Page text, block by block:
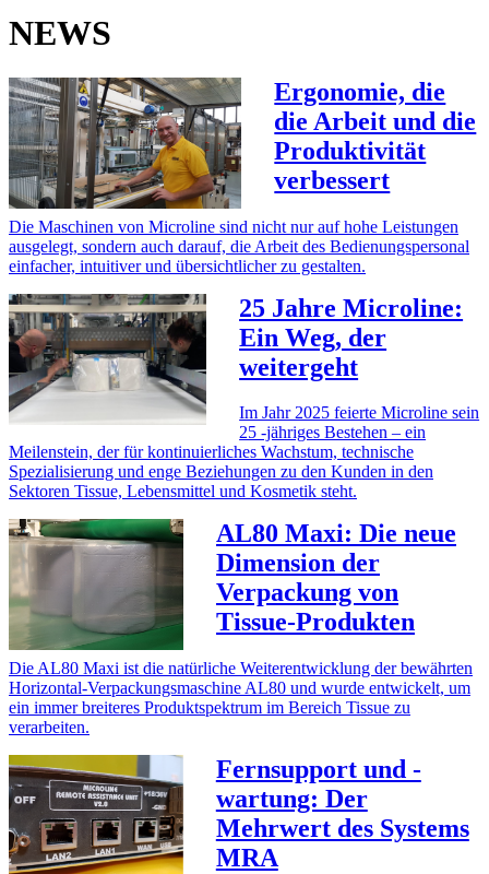
NEWS
Ergonomie, die
die Arbeit und die
Produktivität
verbessert
Die Maschinen von Microline sind nicht nur auf hohe Leistungen
ausgelegt, sondern auch darauf, die Arbeit des Bedienungspersonal
einfacher, intuitiver und übersichtlicher zu gestalten.
25 Jahre Microline:
Ein Weg, der
weitergeht
Im Jahr 2025 feierte Microline sein
25 -jähriges Bestehen – ein
Meilenstein, der für kontinuierliches Wachstum, technische
Spezialisierung und enge Beziehungen zu den Kunden in den
Sektoren Tissue, Lebensmittel und Kosmetik steht.
AL80 Maxi: Die neue
Dimension der
Verpackung von
Tissue-Produkten
Die AL80 Maxi ist die natürliche Weiterentwicklung der bewährten
Horizontal-Verpackungsmaschine AL80 und wurde entwickelt, um
ein immer breiteres Produktspektrum im Bereich Tissue zu
verarbeiten.
Fernsupport und -
wartung: Der
Mehrwert des Systems
MRA